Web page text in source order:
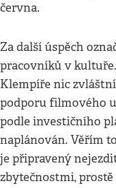
června.
Za další úspěch
pracovníků v
Klempíře nic
podporu filmového
podle investičního
naplánován. Věřím
je připravený
zbytečnostmi,